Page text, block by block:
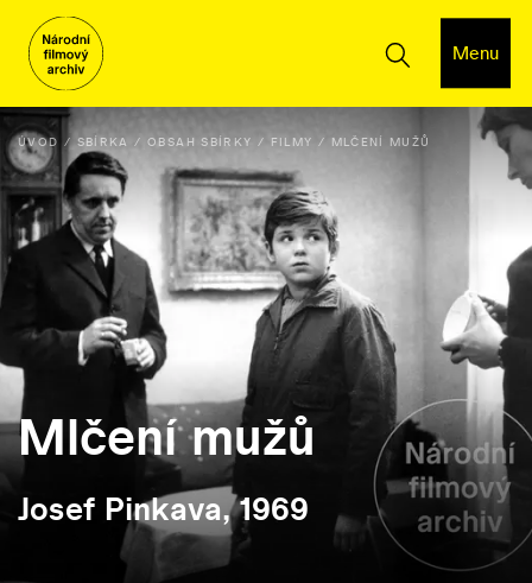
Menu
ÚVOD SBÍRKA OBSAH SBÍRKY FILMY MLČENÍ MUŽŮ
Mlčení mužů
Josef Pinkava, 1969